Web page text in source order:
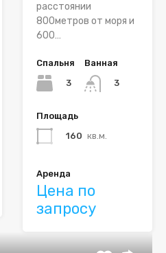
расстоянии
800метров от моря и
600…
Спальня
3
Ванная
3
Площадь
160 кв.м.
Аренда
Цена по
запросу